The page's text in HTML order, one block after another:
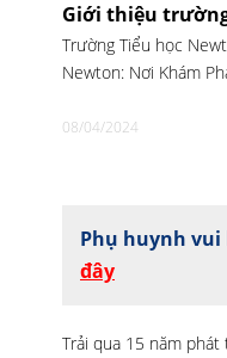
Giới thiệu
Trường Tiểu học
Newton: Nơi Khám
08/04/2024
Phụ huynh vui
đây
Trải qua 15 năm